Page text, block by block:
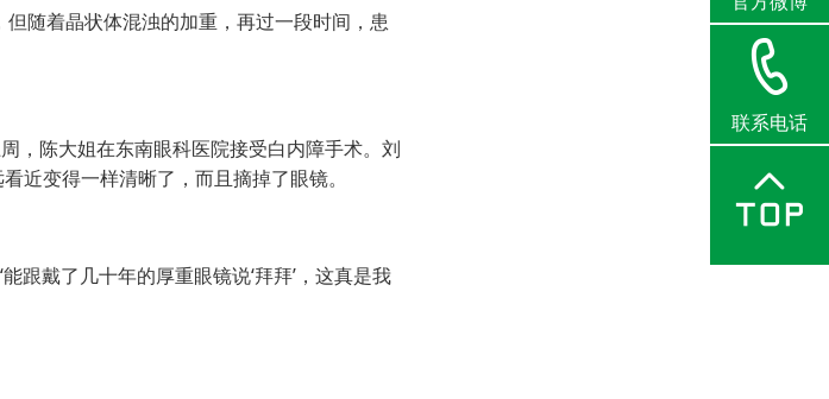
随着晶状体混浊的加重，再过一段时间，患
陈大姐在东南眼科医院接受白内障手术。刘
近变得一样清晰了，而且摘掉了眼镜。
戴了几十年的厚重眼镜说‘拜拜’，这真是我
联系电话